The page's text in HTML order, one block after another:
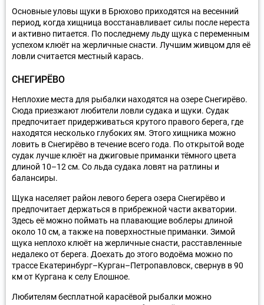
Основные уловы щуки в Брюхово приходятся на весенний
период, когда хищница восстанавливает силы после нереста
и активно питается. По последнему льду щука с переменным
успехом клюёт на жерличные снасти. Лучшим живцом для её
ловли считается местный карась.
СНЕГИРЁВО
Неплохие места для рыбалки находятся на озере Снегирёво.
Сюда приезжают любители ловли судака и щуки. Судак
предпочитает придерживаться крутого правого берега, где
находятся несколько глубоких ям. Этого хищника можно
ловить в Снегирёво в течение всего года. По открытой воде
судак лучше клюёт на джиговые приманки тёмного цвета
длиной 10–12 см. Со льда судака ловят на ратлины и
балансиры.
Щука населяет район левого берега озера Снегирёво и
предпочитает держаться в прибрежной части акватории.
Здесь её можно поймать на плавающие воблеры длиной
около 10 см, а также на поверхностные приманки. Зимой
щука неплохо клюёт на жерличные снасти, расставленные
недалеко от берега. Доехать до этого водоёма можно по
трассе Екатеринбург–Курган–Петропавловск, свернув в 90
км от Кургана к селу Елошное.
Любителям бесплатной карасёвой рыбалки можно